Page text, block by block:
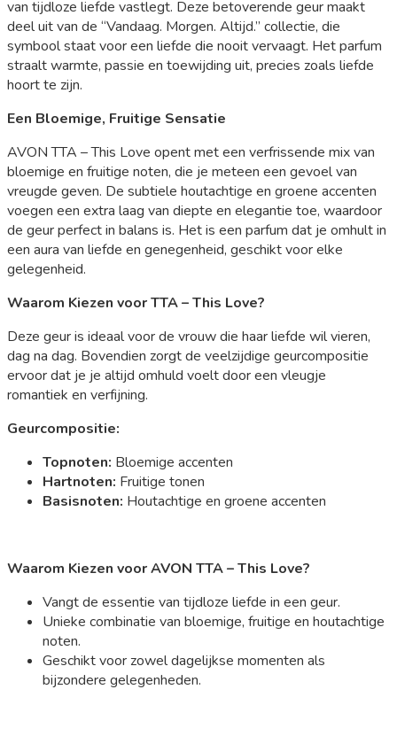
van tijdloze liefde vastlegt. Deze betoverende geur maakt
deel uit van de “Vandaag. Morgen. Altijd.” collectie, die
symbool staat voor een liefde die nooit vervaagt. Het parfum
straalt warmte, passie en toewijding uit, precies zoals liefde
hoort te zijn.
Een Bloemige, Fruitige Sensatie
AVON TTA – This Love opent met een verfrissende mix van
bloemige en fruitige noten, die je meteen een gevoel van
vreugde geven. De subtiele houtachtige en groene accenten
voegen een extra laag van diepte en elegantie toe, waardoor
de geur perfect in balans is. Het is een parfum dat je omhult in
een aura van liefde en genegenheid, geschikt voor elke
gelegenheid.
Waarom Kiezen voor TTA – This Love?
Deze geur is ideaal voor de vrouw die haar liefde wil vieren,
dag na dag. Bovendien zorgt de veelzijdige geurcompositie
ervoor dat je je altijd omhuld voelt door een vleugje
romantiek en verfijning.
Geurcompositie:
Topnoten: Bloemige accenten
Hartnoten: Fruitige tonen
Basisnoten: Houtachtige en groene accenten
Waarom Kiezen voor AVON TTA – This Love?
Vangt de essentie van tijdloze liefde in een geur.
Unieke combinatie van bloemige, fruitige en houtachtige
noten.
Geschikt voor zowel dagelijkse momenten als
bijzondere gelegenheden.